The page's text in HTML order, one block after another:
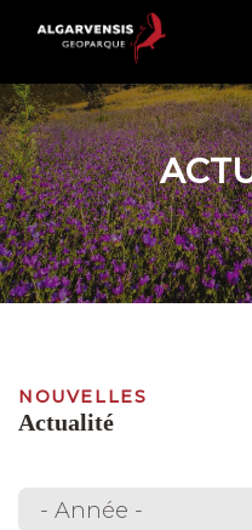
NOUVELLES
Actualité